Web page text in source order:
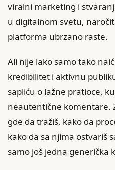
viralni marketing i
u digitalnom svetu,
platforma ubrzano raste.
Ali nije lako samo tako
kredibilitet i aktivnu
sapliću o lažne pratioce,
neautentične komentare.
gde da tražiš, kako da
kako da sa njima ostvariš
samo još jedna generička